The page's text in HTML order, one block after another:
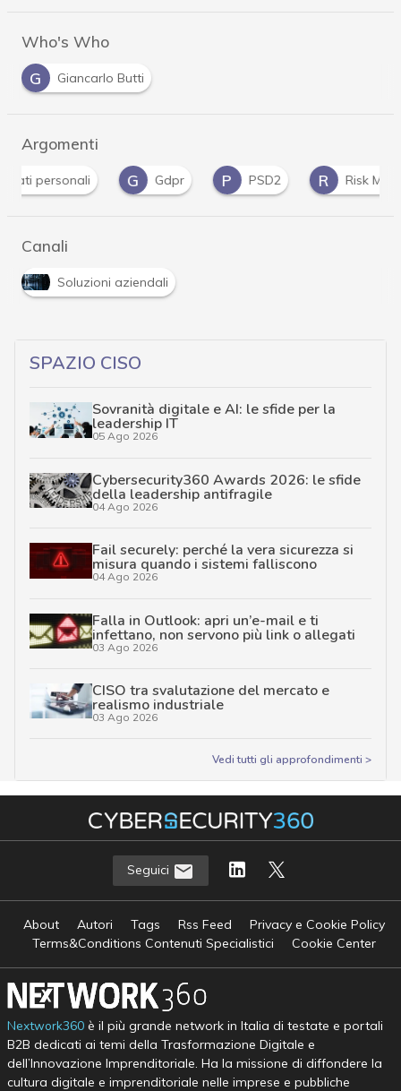
Who's Who
G
Giancarlo Butti
Argomenti
G Gdpr P PSD2 R Risk Management
Canali
Soluzioni aziendali
SPAZIO CISO
Sovranità digitale e AI: le sfide per la
leadership IT
05 Ago 2026
Cybersecurity360 Awards 2026: le sfide
della leadership antifragile
04 Ago 2026
Fail securely: perché la vera sicurezza si
misura quando i sistemi falliscono
04 Ago 2026
Falla in Outlook: apri un’e-mail e ti
infettano, non servono più link o allegati
03 Ago 2026
CISO tra svalutazione del mercato e
realismo industriale
03 Ago 2026
Vedi tutti gli approfondimenti >
Seguici
About Autori Tags Rss Feed
Privacy e Cookie Policy
Terms&Conditions Contenuti Specialistici
Cookie Center
Nextwork360è il più grande network in Italia di testate e portali
B2B dedicati ai temi della Trasformazione Digitale e
dell’Innovazione Imprenditoriale. Ha la missione di diffondere la
cultura digitale e imprenditoriale nelle imprese e pubbliche